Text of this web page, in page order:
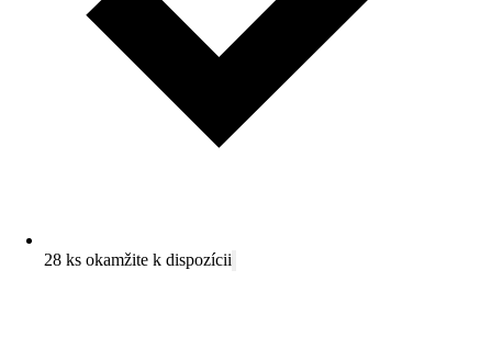
28 ks okamžite k dispozícii